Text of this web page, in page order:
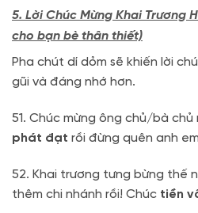
5. Lời Chúc Mừng Khai Trương
cho bạn bè thân thiết)
Pha chút dí dỏm sẽ khiến lời
gũi và đáng nhớ hơn.
51. Chúc mừng ông chủ/bà chủ
phát đạt rồi đừng quên anh
52. Khai trương tưng bừng thế
thêm chi nhánh rồi! Chúc tiền